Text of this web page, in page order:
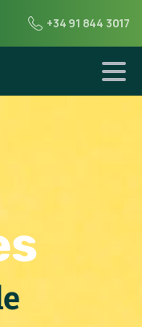
+34 91 844 3017